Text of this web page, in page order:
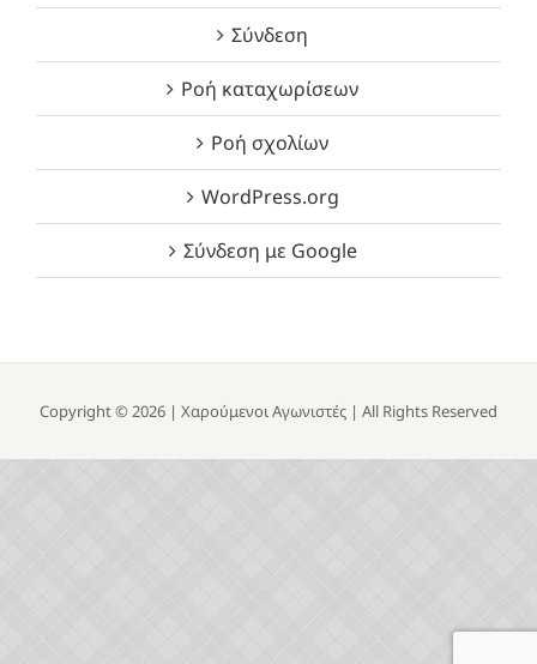
Σύνδεση
Ροή καταχωρίσεων
Ροή σχολίων
WordPress.org
Σύνδεση με Google
Copyright © 2026 | Χαρούμενοι Αγωνιστές | All Rights Reserved